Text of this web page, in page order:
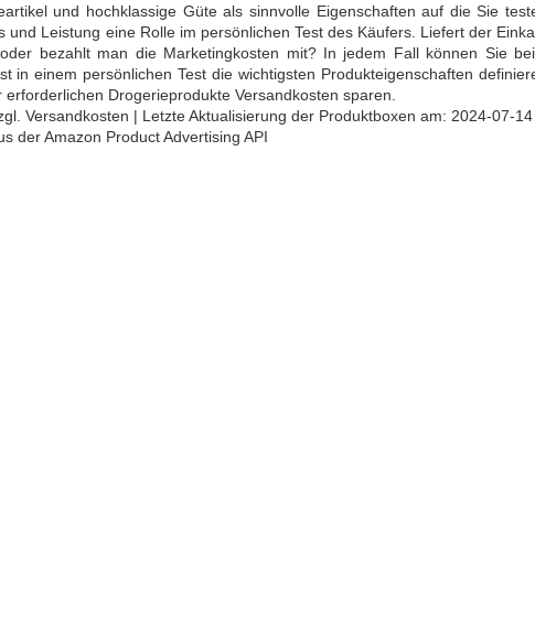
und hochklassige Güte als sinnvolle Eigenschaften auf die Sie
Leistung eine Rolle im persönlichen Test des Käufers. Liefert der
bezahlt man die Marketingkosten mit? In jedem Fall können Sie
in einem persönlichen Test die wichtigsten Produkteigenschaften
Drogerieprodukte Versandkosten sparen.
Versandkosten | Letzte Aktualisierung der Produktboxen am: 2024-07-
der Amazon Product Advertising API